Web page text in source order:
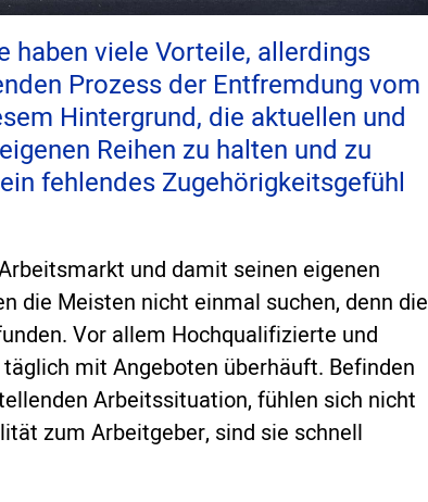
haben viele Vorteile, allerdings
Prozess der Entfremdung vom
Hintergrund, die aktuellen und
Reihen zu halten und zu
fehlendes Zugehörigkeitsgefühl
und damit seinen eigenen
die Meisten nicht einmal suchen, denn die
Vor allem Hochqualifizierte und
mit Angeboten überhäuft. Befinden
Arbeitssituation, fühlen sich nicht
zum Arbeitgeber, sind sie schnell